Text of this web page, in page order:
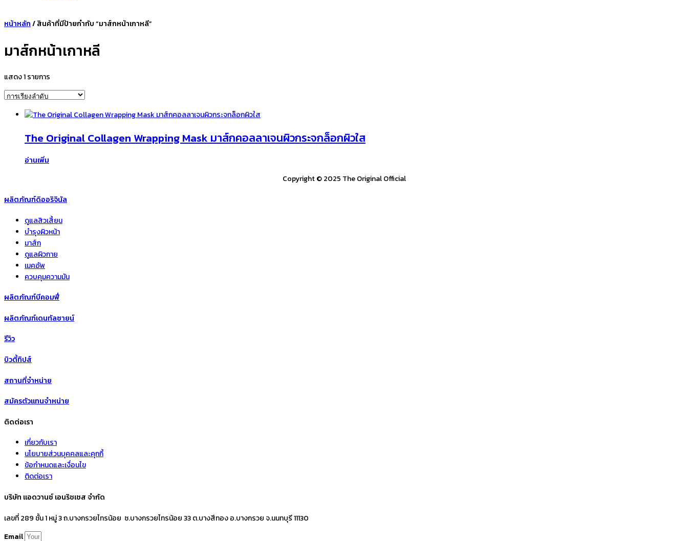
หน้าหลัก/ สินค้าที่มีป้ายกำกับ “มาส์กหน้าเกาหลี”
มาส์กหน้าเกาหลี
แสดง 1 รายการ
The Original Collagen Wrapping Mask มาส์กคอลลาเจนผิวกระจกล็อกผิวใส
อ่านเพิ่ม
Copyright © 2025 The Original Official
ผลิตภัณฑ์ดิออริจินัล
ดูแลสิวเสี้ยน
บำรุงผิวหน้า
มาส์ก
ดูแลผิวกาย
เมคอัพ
ควบคุมความมัน
ผลิตภัณฑ์บีคอมฟี่
ผลิตภัณฑ์เดนทัลซายน์
รีวิว
บิวตี้ทิปส์
สถานที่จำหน่าย
สมัครตัวแทนจำหน่าย
ติดต่อเรา
เกี่ยวกับเรา
นโยบายส่วนบุคคลและคุกกี้
ข้อกำหนดและเงื่อนไข
ติดต่อเรา
บริษัท แอดวานซ์ เอนริชเชส จำกัด
เลขที่ 289 ชั้น 1 หมู่ 3 ถ.บางกรวยไทรน้อย ซ.บางกรวยไทรน้อย 33 ต.บางสีทอง อ.บางกรวย จ.นนทบุรี 11130
Email